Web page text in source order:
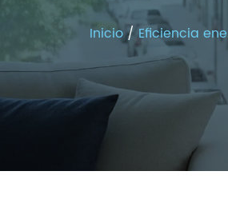
Inicio/ Eficiencia